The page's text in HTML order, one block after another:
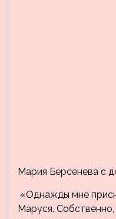
Мария Берсенева с
«Однажды мне
Маруся. Собственно,